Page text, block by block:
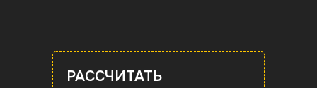
РАССЧИТАТЬ